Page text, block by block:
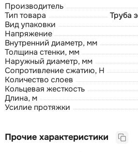
Производитель
Тип товара
Труба
Вид упаковки
Напряжение
Внутренний диаметр, мм
Толщина стенки, мм
Наружный диаметр, мм
Сопротивление сжатию, Н
Количество слоев
Кольцевая жесткость
Длина, м
Усилие протяжки
Прочие характеристики